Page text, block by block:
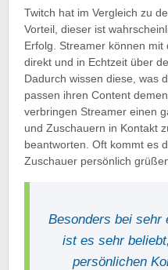
Twitch hat im Vergleich zu
Vorteil, dieser ist
Erfolg. Streamer können
direkt und in Echtzeit über
Dadurch wissen diese, was
passen ihren Content
verbringen Streamer einen
und Zuschauern in Kontakt
beantworten. Oft kommt es
Zuschauer persönlich
Besonders bei sehr
ist es sehr
persönlichen